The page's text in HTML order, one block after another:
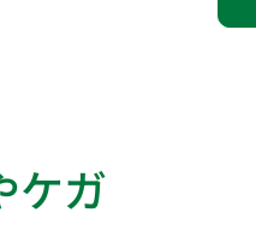
ケガ